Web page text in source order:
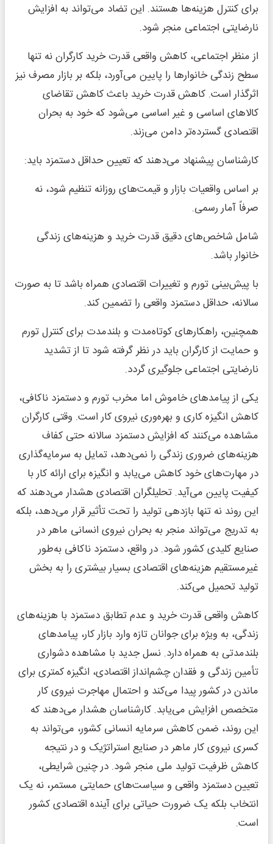
برای کنترل هزینه‌ها هستند. این تضاد می‌تواند به افزایش
نارضایتی اجتماعی منجر شود.
از منظر اجتماعی، کاهش واقعی قدرت خرید کارگران نه تنها
سطح زندگی خانوارها را پایین می‌آورد، بلکه بر بازار مصرف نیز
اثرگذار است. کاهش قدرت خرید باعث کاهش تقاضای
کالاهای اساسی و غیر اساسی می‌شود که خود به بحران
اقتصادی گسترده‌تر دامن می‌زند.
کارشناسان پیشنهاد می‌دهند که تعیین حداقل دستمزد باید:
بر اساس واقعیات بازار و قیمت‌های روزانه تنظیم شود، نه
صرفاً آمار رسمی.
شامل شاخص‌های دقیق قدرت خرید و هزینه‌های زندگی
خانوار باشد.
با پیش‌بینی تورم و تغییرات اقتصادی همراه باشد تا به صورت
سالانه، حداقل دستمزد واقعی را تضمین کند.
همچنین، راهکارهای کوتاه‌مدت و بلندمدت برای کنترل تورم
و حمایت از کارگران باید در نظر گرفته شود تا از تشدید
نارضایتی اجتماعی جلوگیری گردد.
یکی از پیامدهای خاموش اما مخرب تورم و دستمزد ناکافی،
کاهش انگیزه کاری و بهره‌وری نیروی کار است. وقتی کارگران
مشاهده می‌کنند که افزایش دستمزد سالانه حتی کفاف
هزینه‌های ضروری زندگی را نمی‌دهد، تمایل به سرمایه‌گذاری
در مهارت‌های خود کاهش می‌یابد و انگیزه برای ارائه کار با
کیفیت پایین می‌آید. تحلیلگران اقتصادی هشدار می‌دهند که
این روند نه تنها بازدهی تولید را تحت تأثیر قرار می‌دهد، بلکه
به تدریج می‌تواند منجر به بحران نیروی انسانی ماهر در
صنایع کلیدی کشور شود. در واقع، دستمزد ناکافی به‌طور
غیرمستقیم هزینه‌های اقتصادی بسیار بیشتری را به بخش
تولید تحمیل می‌کند.
کاهش واقعی قدرت خرید و عدم تطابق دستمزد با هزینه‌های
زندگی، به ویژه برای جوانان تازه وارد بازار کار، پیامدهای
بلندمدتی به همراه دارد. نسل جدید با مشاهده دشواری
تأمین زندگی و فقدان چشم‌انداز اقتصادی، انگیزه کمتری برای
ماندن در کشور پیدا می‌کند و احتمال مهاجرت نیروی کار
متخصص افزایش می‌یابد. کارشناسان هشدار می‌دهند که
این روند، ضمن کاهش سرمایه انسانی کشور، می‌تواند به
کسری نیروی کار ماهر در صنایع استراتژیک و در نتیجه
کاهش ظرفیت تولید ملی منجر شود. در چنین شرایطی،
تعیین دستمزد واقعی و سیاست‌های حمایتی مستمر، نه یک
انتخاب بلکه یک ضرورت حیاتی برای آینده اقتصادی کشور
است.